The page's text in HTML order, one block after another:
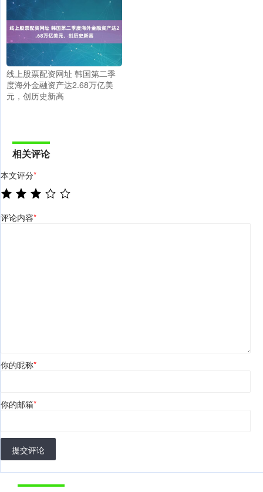
线上股票配资网址 韩国第二季
度海外金融资产达2.68万亿美
元，创历史新高
相关评论
本文评分*
评论内容*
你的昵称*
你的邮箱*
提交评论